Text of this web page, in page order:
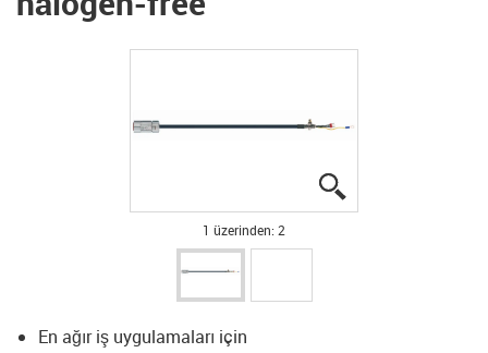
1 üzerinden: 2
En ağır iş uygulamaları için